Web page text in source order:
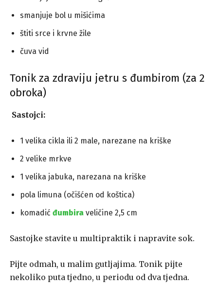
smanjuje bol u mišićima
štiti srce i krvne žile
čuva vid
Tonik za zdraviju jetru s đumbirom (za 2
obroka)
Sastojci:
1 velika cikla ili 2 male, narezane na kriške
2 velike mrkve
1 velika jabuka, narezana na kriške
pola limuna (očišćen od koštica)
komadić đumbira veličine 2,5 cm
Sastojke stavite u multipraktik i napravite sok.
Pijte odmah, u malim gutljajima. Tonik pijte
nekoliko puta tjedno, u periodu od dva tjedna.